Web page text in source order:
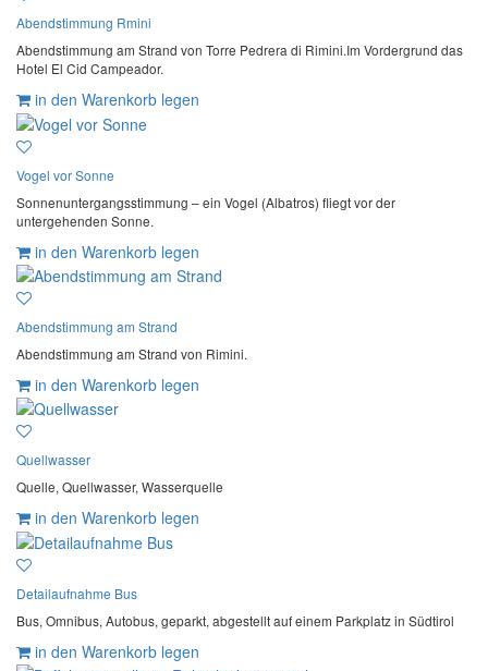
Abendstimmung Rmini
Abendstimmung am Strand von Torre Pedrera di Rimini.Im Vordergrund das
Hotel El Cid Campeador.
in den Warenkorb legen
Vogel vor Sonne
Sonnenuntergangsstimmung – ein Vogel (Albatros) fliegt vor der
untergehenden Sonne.
in den Warenkorb legen
Abendstimmung am Strand
Abendstimmung am Strand von Rimini.
in den Warenkorb legen
Quellwasser
Quelle, Quellwasser, Wasserquelle
in den Warenkorb legen
Detailaufnahme Bus
Bus, Omnibus, Autobus, geparkt, abgestellt auf einem Parkplatz in Südtirol
in den Warenkorb legen